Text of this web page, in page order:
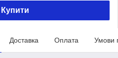
Купити
Доставка Оплата Умови